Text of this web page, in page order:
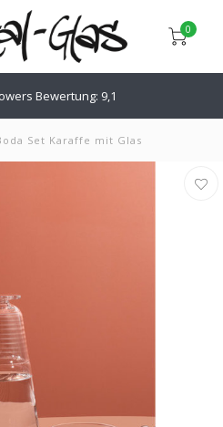
0
Bewertung: 9,1
Set Karaffe mit Glas